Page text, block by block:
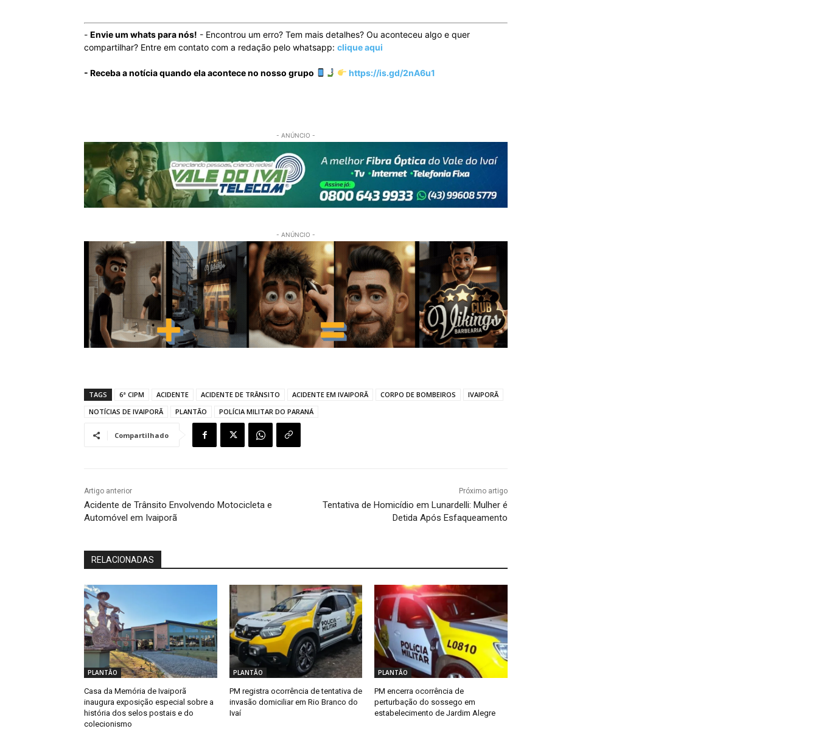
- Envie um whats para nós! - Encontrou um erro? Tem mais detalhes? Ou aconteceu algo e quer
compartilhar? Entre em contato com a redação pelo whatsapp: clique aqui
- Receba a notícia quando ela acontece no nosso grupo https://is.gd/2nA6u1
- ANÚNCIO -
- ANÚNCIO -
TAGS 6ª CIPM ACIDENTE ACIDENTE DE TRÂNSITO ACIDENTE EM IVAIPORÃ CORPO DE BOMBEIROS
IVAIPORÃ
NOTÍCIAS DE IVAIPORÃ
PLANTÃO POLÍCIA MILITAR DO PARANÁ
Compartilhado
Artigo anterior
Acidente de Trânsito Envolvendo Motocicleta e
Automóvel em Ivaiporã
Próximo artigo
Tentativa de Homicídio em Lunardelli: Mulher é
Detida Após Esfaqueamento
RELACIONADAS
PLANTÃO
Casa da Memória de Ivaiporã
inaugura exposição especial sobre a
história dos selos postais e do
colecionismo
PLANTÃO
PM registra ocorrência de tentativa de
invasão domiciliar em Rio Branco do
Ivaí
PLANTÃO
PM encerra ocorrência de
perturbação do sossego em
estabelecimento de Jardim Alegre